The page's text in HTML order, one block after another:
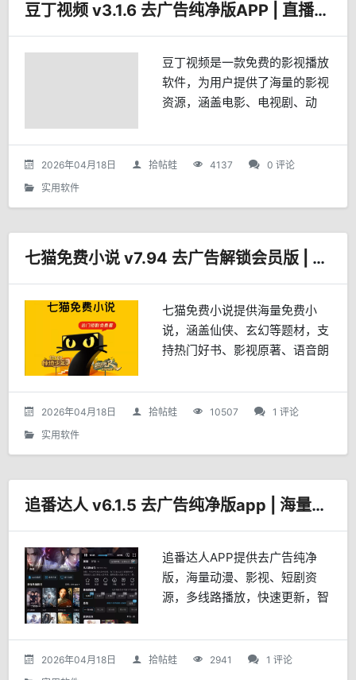
豆丁视频 v3.1.6 去广告纯净版APP | 直播与影视在线看
豆丁视频是一款免费的影视播放
软件，为用户提供了海量的影视
资源，涵盖电影、电视剧、动
丁视频还能观看全国高清电视直
播，频道数量多，播放流畅，满
2026年04月18日 拾帖蛙 4137
0 评论
实用软件
七猫免费小说 v7.94 去广告解锁会员版 | 鹿蜀
七猫免费小说提供海量免费小
说，涵盖仙侠、玄幻等题材，支
持热门好书、影视原著、语音朗
锁会员并移除多种弹窗与限制。
2026年04月18日 拾帖蛙 10507
1 评论
实用软件
追番达人 v6.1.5 去广告纯净版app | 海量影视资源+多条播放线路
追番达人APP提供去广告纯净
版，海量动漫、影视、短剧资
源，多线路播放，快速更新，智
能，一站式观影体验。
2026年04月18日 拾帖蛙 2941
1 评论